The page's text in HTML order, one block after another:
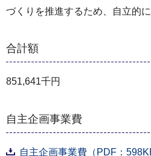
づくりを推進するため、自立的
合計額
851,641千円
自主企画事業費
自主企画事業費（PDF：